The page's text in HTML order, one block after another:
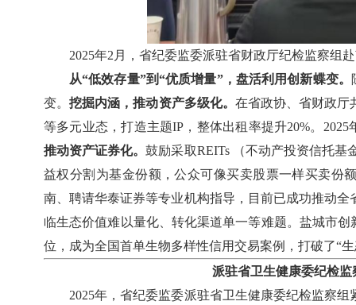
2025年2月，省纪委监委派驻省财政厅纪检监察组
从“低效存量”到“优质增量”，盘活利用创新蝶变。
变。挖掘内涵，推动资产多级化。 在省政协、省财政厅
等多元业态，打造主题IP，整体出租率提升20%。
推动资产证券化。鼓励采取REITs （不动产投资信托
益权分割为基金份额，公众可像买卖股票一样买卖份
南、聘请华泰证券等专业机构指导，目前已成功推动全
临生态价值难以量化、转化渠道单一等难题。盐城市
位，成为全国首单生物多样性信用交易案例，打破了“
派驻省卫生健康委纪检
2025年，省纪委监委派驻省卫生健康委纪检监察